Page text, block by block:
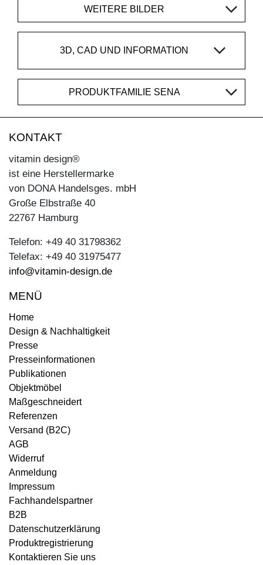
WEITERE BILDER
3D, CAD UND INFORMATION
PRODUKTFAMILIE SENA
KONTAKT
vitamin design®
ist eine Herstellermarke
von DONA Handelsges. mbH
Große Elbstraße 40
22767 Hamburg
Telefon: +49 40 31798362
Telefax: +49 40 31975477
info@vitamin-design.de
MENÜ
Home
Design & Nachhaltigkeit
Presse
Presseinformationen
Publikationen
Objektmöbel
Maßgeschneidert
Referenzen
Versand (B2C)
AGB
Widerruf
Anmeldung
Impressum
Fachhandelspartner
B2B
Datenschutzerklärung
Produktregistrierung
Kontaktieren Sie uns